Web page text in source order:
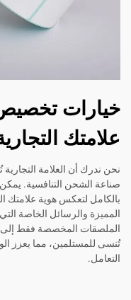
خيارات
علامتك
نحن ندرك أن العلامة
صناعة الشحن التنافسية.
بالكامل لتعكس هوية علامتك
المميزة والرسائل الخاصة
الملصقات المخصصة فقط إلى
تُنسى للمستلمين، مما يعزز
التعامل.